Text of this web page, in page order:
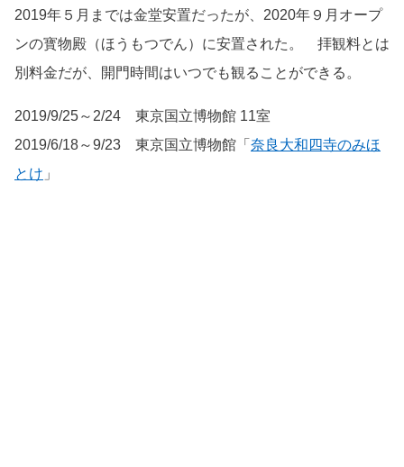
2019年５月までは金堂安置だったが、2020年９月オープ
ンの寳物殿（ほうもつでん）に安置された。 拝観料とは
別料金だが、開門時間はいつでも観ることができる。
2019/9/25～2/24 東京国立博物館 11室
2019/6/18～9/23 東京国立博物館「 奈良大和四寺のみほ
とけ 」